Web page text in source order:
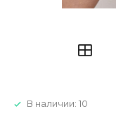
В наличии: 10